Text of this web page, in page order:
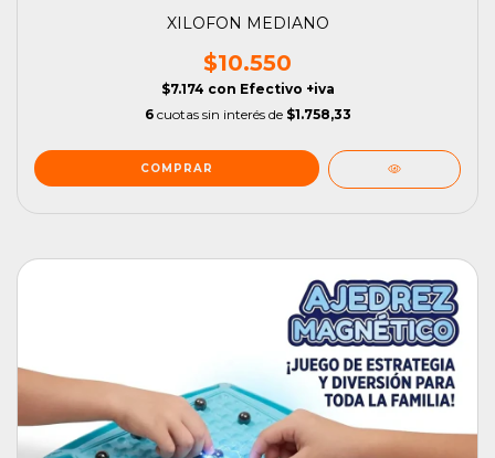
XILOFON MEDIANO
$10.550
$7.174 con Efectivo +iva
6 cuotas sin interés de $1.758,33